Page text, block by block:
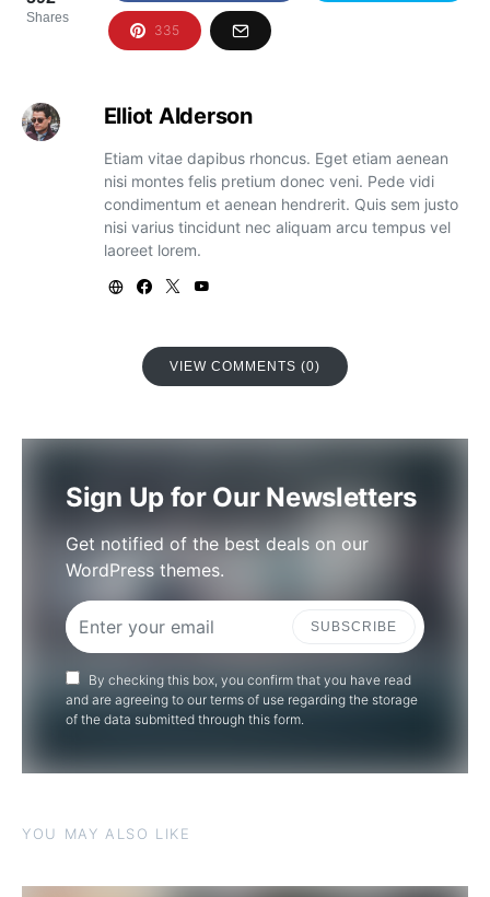
Shares
335
Elliot Alderson
Etiam vitae dapibus rhoncus. Eget etiam aenean
nisi montes felis pretium donec veni. Pede vidi
condimentum et aenean hendrerit. Quis sem justo
nisi varius tincidunt nec aliquam arcu tempus vel
laoreet lorem.
VIEW COMMENTS (0)
Sign Up for Our Newsletters
Get notified of the best deals on our
WordPress themes.
SUBSCRIBE
By checking this box, you confirm that you have read
and are agreeing to our terms of use regarding the storage
of the data submitted through this form.
YOU MAY ALSO LIKE